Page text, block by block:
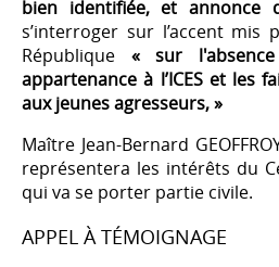
bien identifiée, et annonce
s’interroger sur l’accent
République « sur
appartenance à l’ICES et les
aux jeunes agresseurs, »
Maître Jean-Bernard
représentera les intérêts du
qui va se porter partie civile.
APPEL À TÉMOIGNAGE